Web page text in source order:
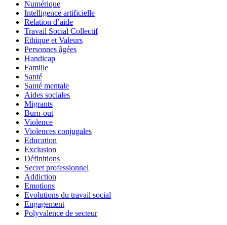
Numérique
Intelligence artificielle
Relation d’aide
Travail Social Collectif
Ethique et Valeurs
Personnes âgées
Handicap
Famille
Santé
Santé mentale
Aides sociales
Migrants
Burn-out
Violence
Violences conjugales
Education
Exclusion
Définitions
Secret professionnel
Addiction
Emotions
Evolutions du travail social
Engagement
Polyvalence de secteur